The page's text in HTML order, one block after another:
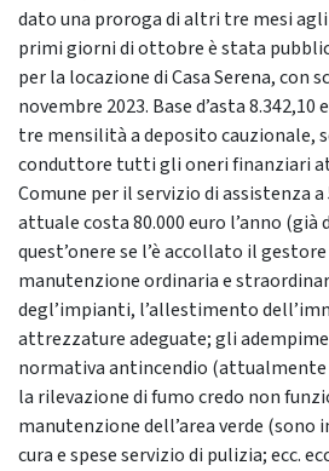
dato una proroga di altri tre mesi
primi giorni di ottobre è stata
per la locazione di Casa Serena, con
novembre 2023. Base d’asta
tre mensilità a deposito cauzionale,
conduttore tutti gli oneri finanziari
Comune per il servizio di assistenza
attuale costa 80.000 euro l’anno (già
quest’onere se l’è accollato il
manutenzione ordinaria e
degl’impianti, l’allestimento
attrezzature adeguate; gli
normativa antincendio
la rilevazione di fumo credo non
manutenzione dell’area verde (sono
cura e spese servizio di pulizia; ecc.